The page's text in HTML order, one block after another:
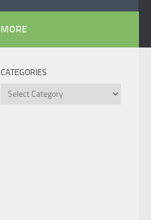
MORE
CATEGORIES
Categories